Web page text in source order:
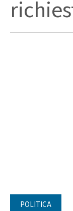
POLITICA